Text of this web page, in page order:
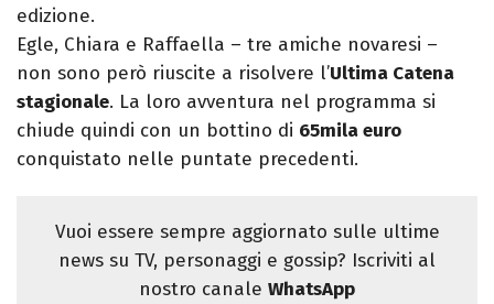
edizione.
Egle, Chiara e Raffaella – tre amiche novaresi –
non sono però riuscite a risolvere l’Ultima Catena
stagionale. La loro avventura nel programma si
chiude quindi con un bottino di 65mila euro
conquistato nelle puntate precedenti.
Vuoi essere sempre aggiornato sulle ultime
news su TV, personaggi e gossip? Iscriviti al
nostro canale WhatsApp